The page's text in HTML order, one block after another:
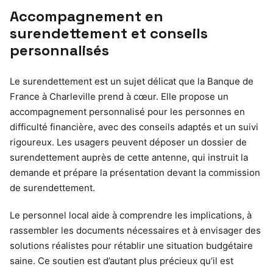
Accompagnement en
surendettement et conseils
personnalisés
Le surendettement est un sujet délicat que la Banque de
France à Charleville prend à cœur. Elle propose un
accompagnement personnalisé pour les personnes en
difficulté financière, avec des conseils adaptés et un suivi
rigoureux. Les usagers peuvent déposer un dossier de
surendettement auprès de cette antenne, qui instruit la
demande et prépare la présentation devant la commission
de surendettement.
Le personnel local aide à comprendre les implications, à
rassembler les documents nécessaires et à envisager des
solutions réalistes pour rétablir une situation budgétaire
saine. Ce soutien est d’autant plus précieux qu’il est